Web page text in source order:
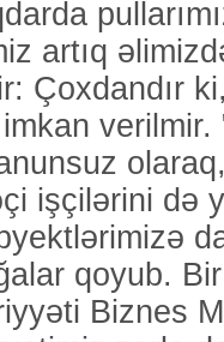
artıq
Çoxdandır
işçilərini də
qoyub.
Biznes